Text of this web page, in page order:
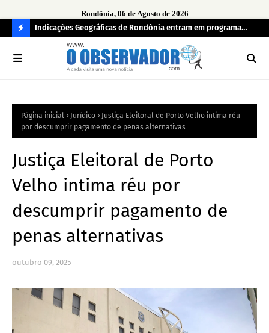
Rondônia, 06 de Agosto de 2026
O
R
Indicações Geográficas de Rondônia entram em programa
internacional para acelerar negócios
Página inicial Jurídico
Justiça Eleitoral de Porto Velho intima réu
por descumprir pagamento de penas alternativas
Justiça Eleitoral de Porto
Velho intima réu por
descumprir pagamento de
penas alternativas
outubro 09, 2025